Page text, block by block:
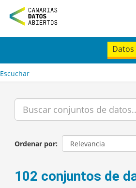
n
t
Datos
Escuchar
Ordenar por
102 conjuntos de